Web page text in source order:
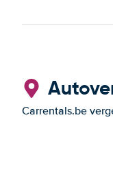
Carrentals.be